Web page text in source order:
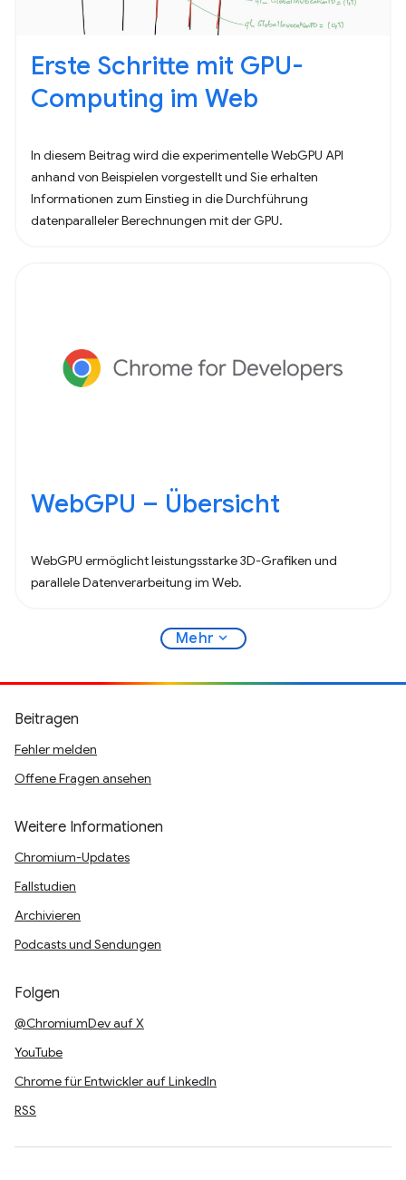
Erste Schritte mit GPU-
Computing im Web
In diesem Beitrag wird die experimentelle WebGPU API
anhand von Beispielen vorgestellt und Sie erhalten
Informationen zum Einstieg in die Durchführung
datenparalleler Berechnungen mit der GPU.
WebGPU – Übersicht
WebGPU ermöglicht leistungsstarke 3D-Grafiken und
parallele Datenverarbeitung im Web.
Mehr expand_more
Beitragen
Fehler melden
Offene Fragen ansehen
Weitere Informationen
Chromium-Updates
Fallstudien
Archivieren
Podcasts und Sendungen
Folgen
@ChromiumDev auf X
YouTube
Chrome für Entwickler auf LinkedIn
RSS